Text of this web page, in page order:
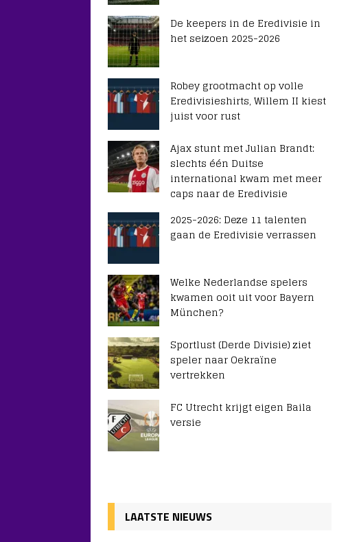
De keepers in de Eredivisie in
het seizoen 2025-2026
Robey grootmacht op volle
Eredivisieshirts, Willem II kiest
juist voor rust
Ajax stunt met Julian Brandt:
slechts één Duitse
international kwam met meer
caps naar de Eredivisie
2025-2026: Deze 11 talenten
gaan de Eredivisie verrassen
Welke Nederlandse spelers
kwamen ooit uit voor Bayern
München?
Sportlust (Derde Divisie) ziet
speler naar Oekraïne
vertrekken
FC Utrecht krijgt eigen Baila
versie
LAATSTE NIEUWS